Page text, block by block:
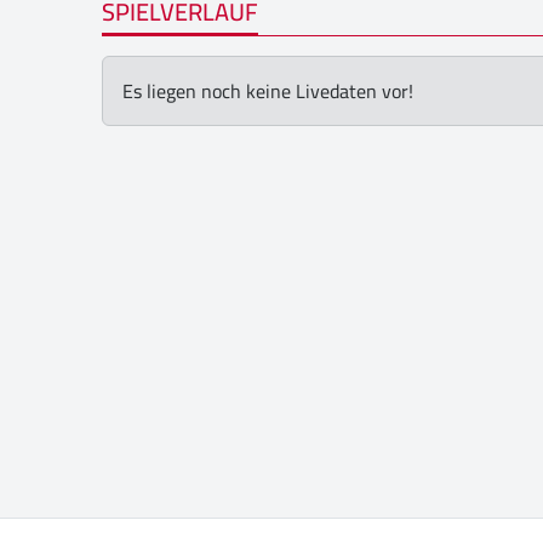
SPIELVERLAUF
Es liegen noch keine Livedaten vor!